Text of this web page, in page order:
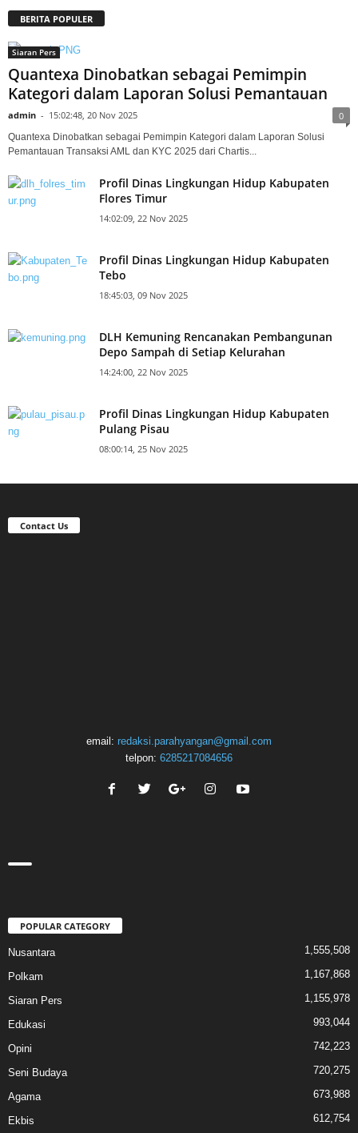
BERITA POPULER
Siaran Pers
Quantexa Dinobatkan sebagai Pemimpin
Kategori dalam Laporan Solusi Pemantauan
admin - 15:02:48, 20 Nov 2025 0
Quantexa Dinobatkan sebagai Pemimpin Kategori dalam Laporan Solusi
Pemantauan Transaksi AML dan KYC 2025 dari Chartis...
Profil Dinas Lingkungan Hidup Kabupaten
Flores Timur
14:02:09, 22 Nov 2025
Profil Dinas Lingkungan Hidup Kabupaten
Tebo
18:45:03, 09 Nov 2025
DLH Kemuning Rencanakan Pembangunan
Depo Sampah di Setiap Kelurahan
14:24:00, 22 Nov 2025
Profil Dinas Lingkungan Hidup Kabupaten
Pulang Pisau
08:00:14, 25 Nov 2025
Contact Us
email: redaksi.parahyangan@gmail.com
telpon: 6285217084656
POPULAR CATEGORY
Nusantara 1,555,508
Polkam 1,167,868
Siaran Pers 1,155,978
Edukasi 993,044
Opini 742,223
Seni Budaya 720,275
Agama 673,988
Ekbis 612,754